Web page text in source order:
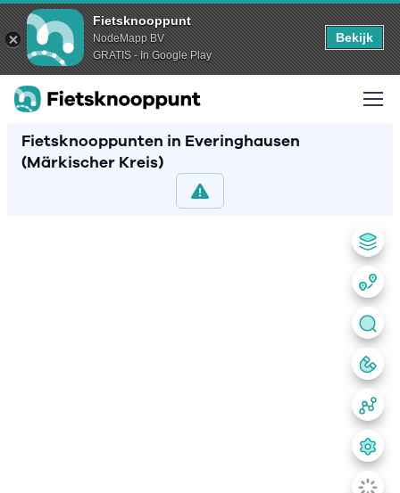
Fietsknooppunt
NodeMapp BV
GRATIS - In Google Play
Bekijk
Fietsknooppunten in Everinghausen
(Märkischer Kreis)